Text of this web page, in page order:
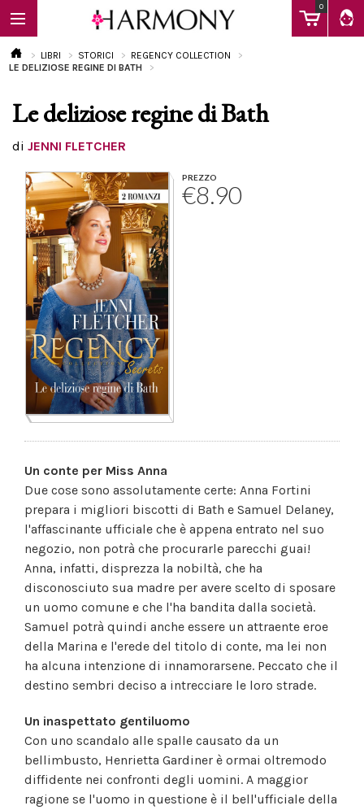
0
EBOOK
Calendario
LIBRI STORICI
REGENCY COLLECTION
LE DELIZIOSE REGINE DI BATH
Le deliziose regine di Bath
di JENNI FLETCHER
PREZZO
€8.90
Un conte per Miss Anna
Due cose sono assolutamente certe: Anna Fortini
prepara i migliori biscotti di Bath e Samuel Delaney,
l'affascinante ufficiale che è appena entrato nel suo
negozio, non potrà che procurarle parecchi guai!
Anna, infatti, disprezza la nobiltà, che ha
disconosciuto sua madre per avere scelto di sposare
un uomo comune e che l'ha bandita dalla società.
Samuel potrà quindi anche essere un attraente eroe
della Marina e l'erede del titolo di conte, ma lei non
ha alcuna intenzione di innamorarsene. Peccato che il
destino sembri deciso a intrecciare le loro strade.
Un inaspettato gentiluomo
Con uno scandalo alle spalle causato da un
bellimbusto, Henrietta Gardiner è ormai oltremodo
diffidente nei confronti degli uomini. A maggior
ragione se l'uomo in questione è il bell'ufficiale della